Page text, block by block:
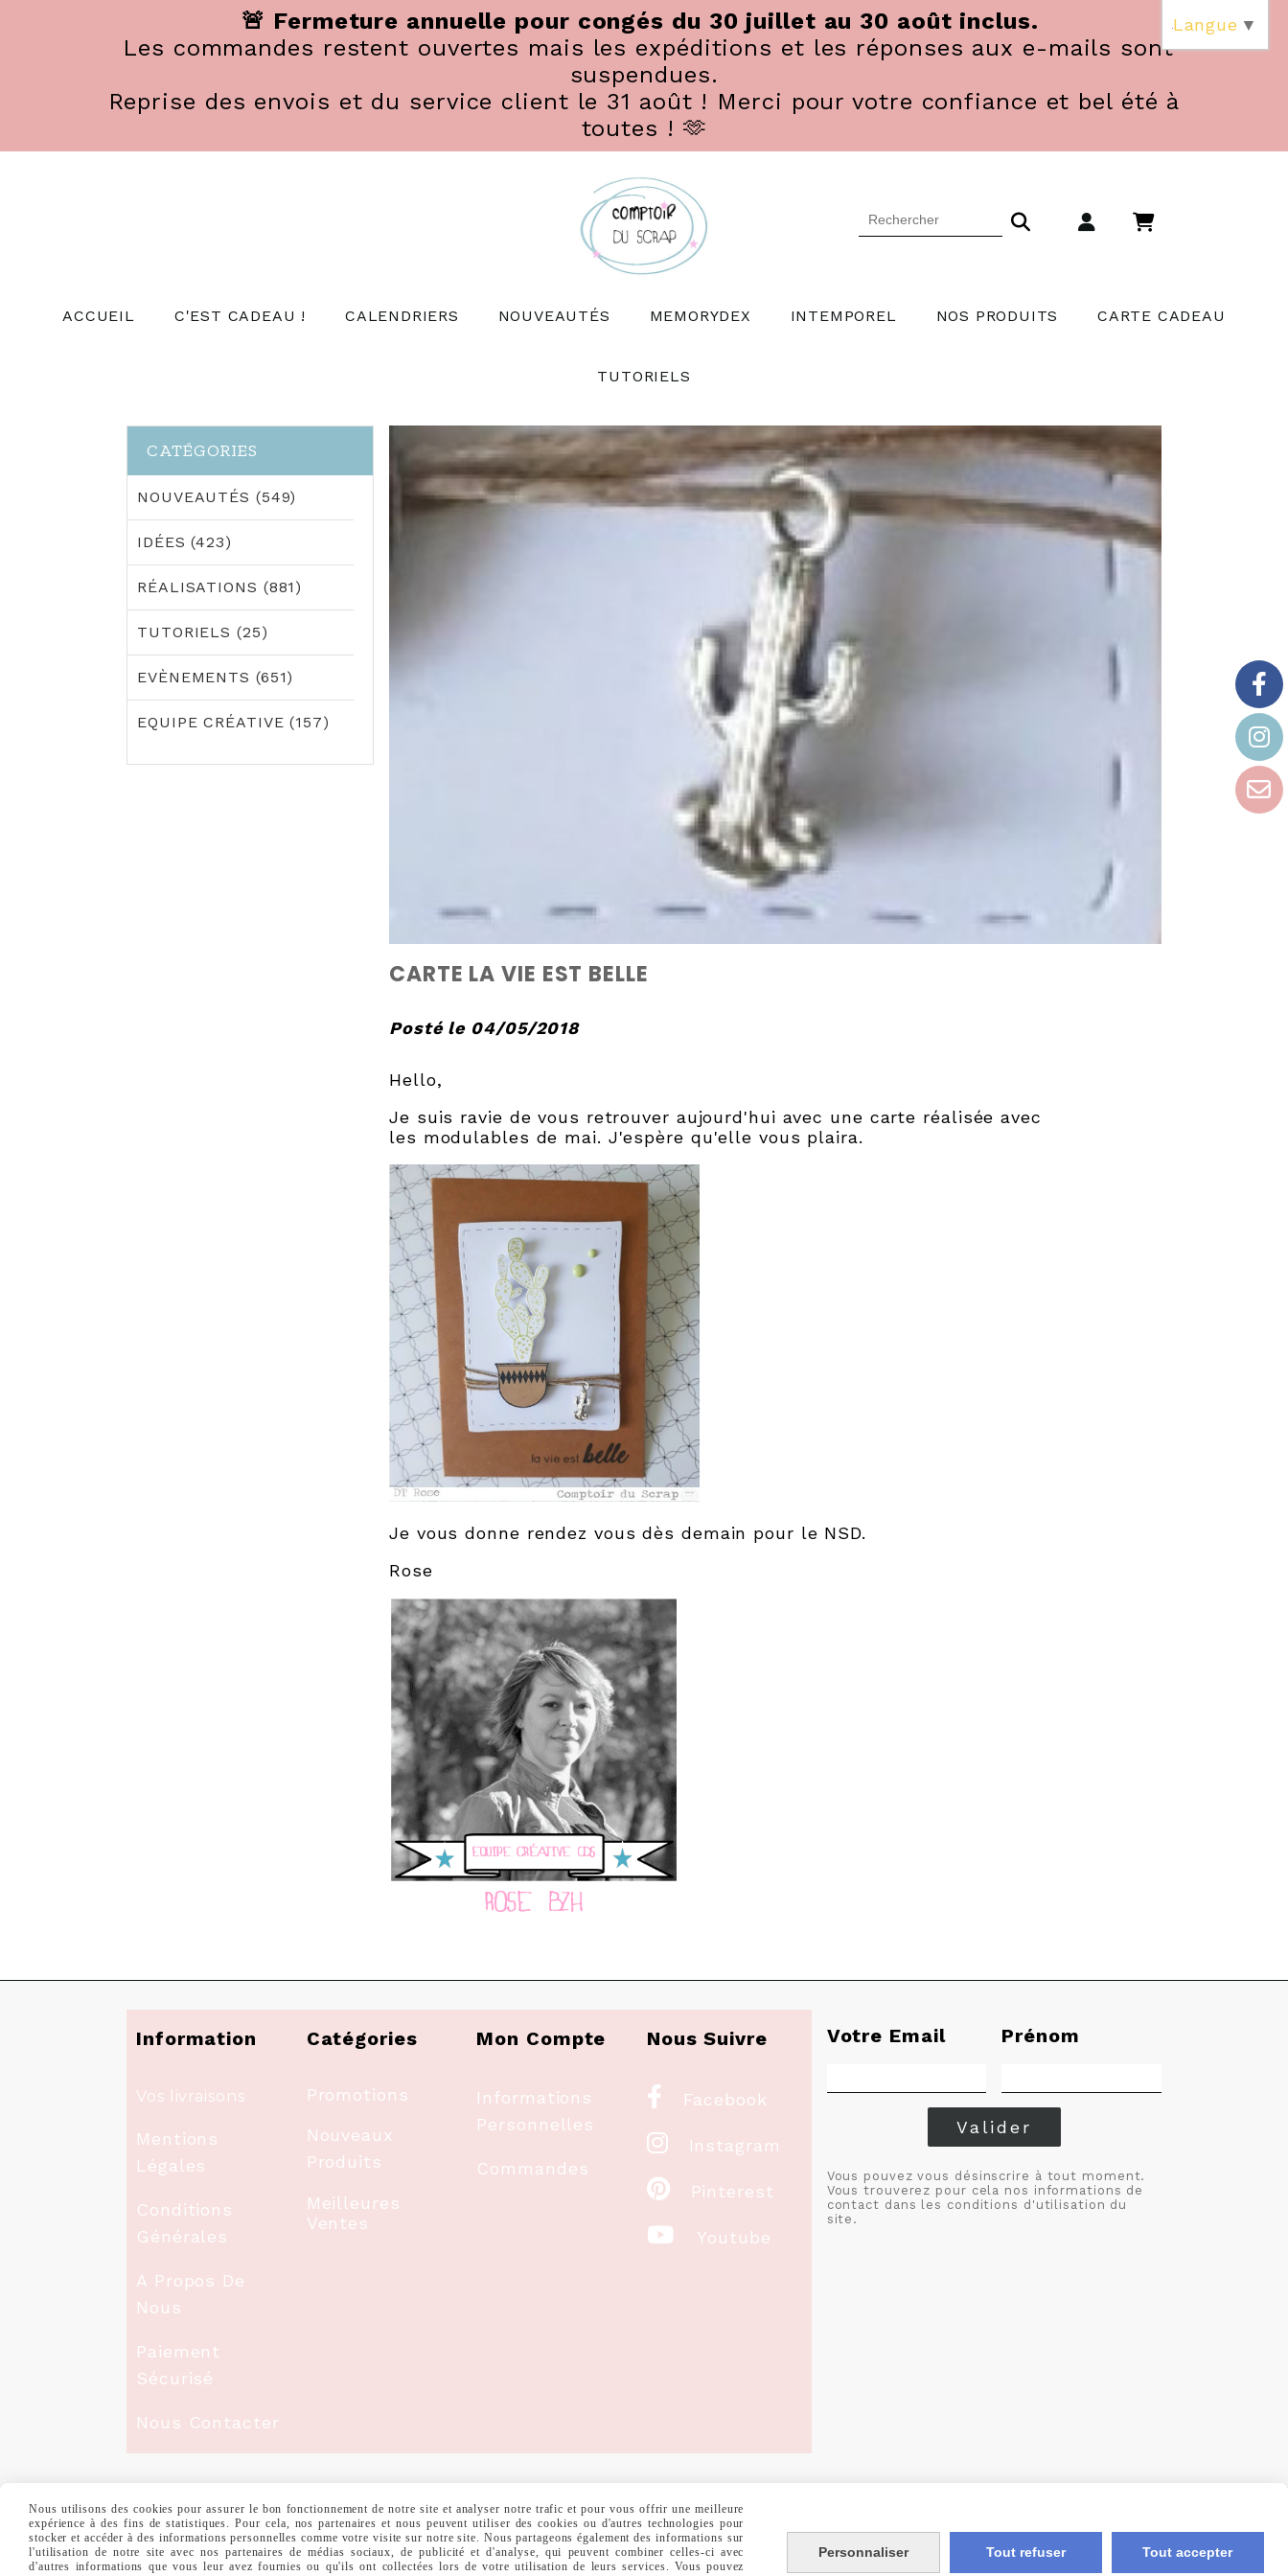
🚨 Fermeture annuelle pour congés du 30 juillet au 30 août inclus.
Les commandes restent ouvertes mais les expéditions et les réponses aux e-mails sont
suspendues.
Reprise des envois et du service client le 31 août ! Merci pour votre confiance et bel été à
toutes ! 🫶
ACCUEIL C'EST CADEAU ! CALENDRIERS NOUVEAUTÉS MEMORYDEX INTEMPOREL NOS PRODUITS CARTE CADEAU
TUTORIELS
CARTE LA VIE EST BELLE
Posté le 04/05/2018
Hello,
Je suis ravie de vous retrouver aujourd'hui avec une carte réalisée avec
les modulables de mai. J'espère qu'elle vous plaira.
Je vous donne rendez vous dès demain pour le NSD.
Rose
CATÉGORIES
NOUVEAUTÉS (549)
IDÉES (423)
RÉALISATIONS (881)
TUTORIELS (25)
EVÈNEMENTS (651)
EQUIPE CRÉATIVE (157)
Information
Vos livraisons
Mentions
Légales
Conditions
Générales
A Propos De
Nous
Paiement
Sécurisé
Nous Contacter
Catégories
Promotions
Nouveaux
Produits
Meilleures
Ventes
Mon Compte
Informations
Personnelles
Commandes
Nous Suivre
 Facebook
 Instagram
 Pinterest
 Youtube
Votre Email Prénom
Valider
Vous pouvez vous désinscrire à tout moment.
Vous trouverez pour cela nos informations de
contact dans les conditions d'utilisation du
site.
MENTIONS LÉGALES CONDITIONS GÉNÉRALES DE VENTE POLITIQUE DE CONFIDENTIALITÉ
Langue ▼
Nous utilisons des cookies pour assurer le bon fonctionnement de notre site et analyser notre trafic et pour vous offrir une meilleure
expérience à des fins de statistiques. Pour cela, nos partenaires et nous peuvent utiliser des cookies ou d'autres technologies pour
stocker et accéder à des informations personnelles comme votre visite sur notre site. Nous partageons également des informations sur
l'utilisation de notre site avec nos partenaires de médias sociaux, de publicité et d'analyse, qui peuvent combiner celles-ci avec
d'autres informations que vous leur avez fournies ou qu'ils ont collectées lors de votre utilisation de leurs services. Vous pouvez
Personnaliser Tout refuser Tout accepter